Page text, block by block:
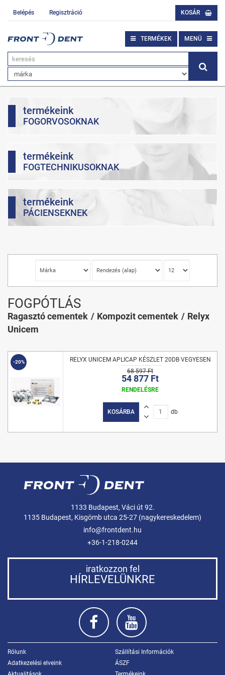
Belépés Regisztráció KOSÁR
TERMÉKEK MENÜ
termékeink
FOGORVOSOKNAK
termékeink
FOGTECHNIKUSOKNAK
termékeink
PÁCIENSEKNEK
FOGPÓTLÁS
Ragasztó cementek Kompozit cementek
Relyx
Unicem
-20%
RELYX UNICEM APLICAP KÉSZLET 20DB VEGYESEN
68 597 Ft
54 877 Ft
RENDELÉSRE
KOSÁRBA db
1133 Budapest, Váci út 92.
1135 Budapest, Kisgömb utca 25-27 (nagykereskedelem)
info@frontdent.hu
+36-1-218-0244
iratkozzon fel
HÍRLEVELÜNKRE
Rólunk
Szállítási Információk
Adatkezelési elveink
ÁSZF